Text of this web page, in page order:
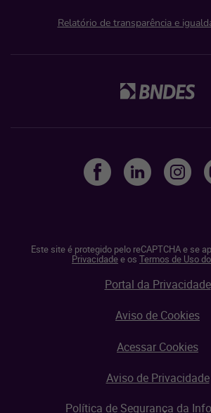
Relatório de transparência e
Este site é protegido pelo reCAPTCHA e se
Privacidadee os Termos de Uso
Portal da Privacidade
Aviso de Cookies
Acessar Cookies
Aviso de Privacidade
Política de Segurança da